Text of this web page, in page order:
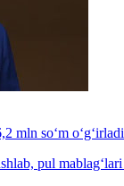
mln so‘m o‘g‘irladi
pul